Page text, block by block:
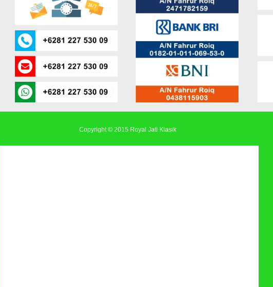
Copyright © 2015 Royal Jati Klasik